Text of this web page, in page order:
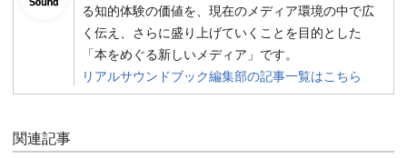
る知的体験の価値を、現在のメディア環境の中で広
く伝え、さらに盛り上げていくことを目的とした
「本をめぐる新しいメディア」です。
リアルサウンドブック編集部の記事一覧はこちら
関連記事